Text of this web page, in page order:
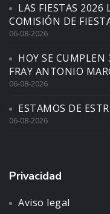
LAS FIESTAS 2026
COMISIÓN DE
06-08-2026
HOY SE
FRAY ANTONIO
06-08-2026
ESTAMOS DE
06-08-2026
Privacidad
Aviso legal